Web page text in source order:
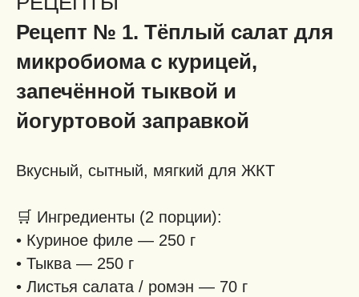
Рецепт № 1. Тёплый салат для
микробиома с курицей,
запечённой тыквой и
йогуртовой заправкой
Вкусный, сытный, мягкий для ЖКТ
🛒 Ингредиенты (2 порции):
• Куриное филе — 250 г
• Тыква — 250 г
• Листья салата / ромэн — 70 г